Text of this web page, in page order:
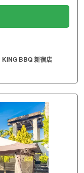
KING BBQ 新宿店